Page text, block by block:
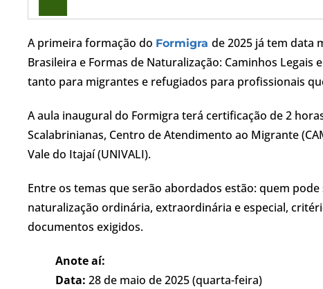
A primeira formação do Formigra de 2025 já tem data
Brasileira e Formas de Naturalização: Caminhos
tanto para migrantes e refugiados para profissionais
A aula inaugural do Formigra terá certificação de 2
Scalabrinianas, Centro de Atendimento ao Migrante
Vale do Itajaí (UNIVALI).
Entre os temas que serão abordados estão: quem
naturalização ordinária, extraordinária e especial,
documentos exigidos.
Anote aí:
Data: 28 de maio de 2025 (quarta-feira)